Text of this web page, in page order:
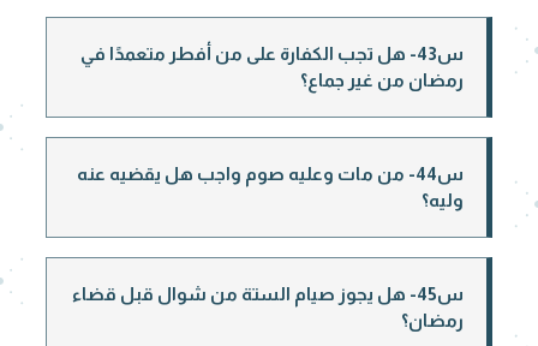
س43- هل تجب الكفارة على من أفطر متعمدًا في
رمضان من غير جماع؟
س44- من مات وعليه صوم واجب هل يقضيه عنه
وليه؟
س45- هل يجوز صيام الستة من شوال قبل قضاء
رمضان؟